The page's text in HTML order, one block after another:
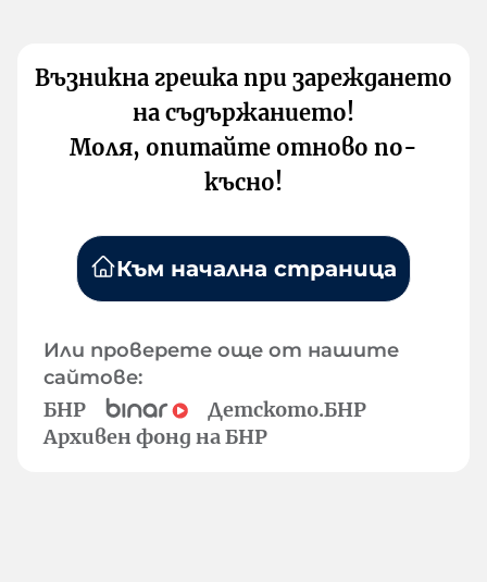
Възникна грешка при зареждането
на съдържанието!
Моля, опитайте отново по-
късно!
Към начална страница
Или проверете още от нашите
сайтове:
БНР
Детското.БНР
Архивен фонд на БНР